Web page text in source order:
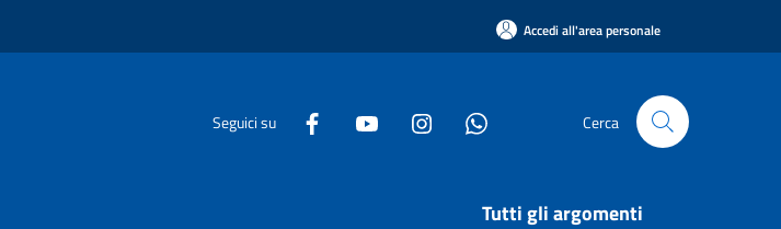
Accedi all'area personale
Seguici su Cerca
Tutti gli argomenti